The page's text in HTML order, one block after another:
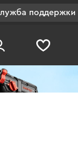
поддержки